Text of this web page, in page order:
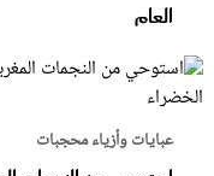
العام
عبايات وأزياء محجبات